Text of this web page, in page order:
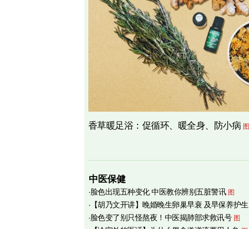
香草暖足浴：促循环、暖全身、防小病 图
中医保健
脸色出现五种变化 中医教你辨别五脏警讯 图
【胡乃文开讲】晚婚晚生卵巢早衰 及早保养护生
育
脸色变了别只怪熬夜！中医揭肺部求救讯号 图